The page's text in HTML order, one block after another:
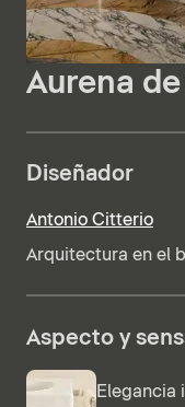
Aurena
Diseñador
Antonio Citterio
Arquitectura en el
Aspecto y
Elegancia